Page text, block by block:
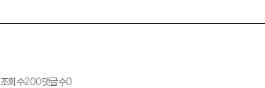
조회수200댓글수0